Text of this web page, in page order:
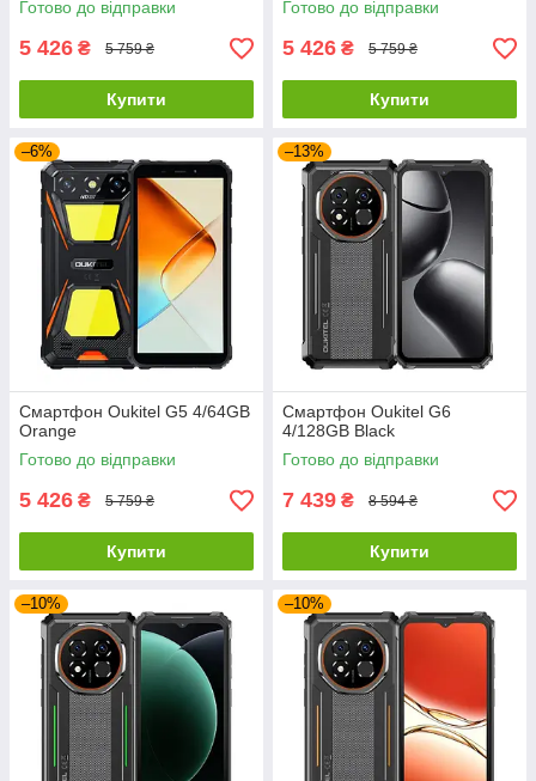
Готово до відправки
5 426 ₴ 5 759 ₴
Купити
Готово до відправки
5 426 ₴ 5 759 ₴
Купити
–6%
Смартфон Oukitel G5 4/64GB
Orange
Готово до відправки
5 426 ₴ 5 759 ₴
Купити
–13%
Смартфон Oukitel G6
4/128GB Black
Готово до відправки
7 439 ₴ 8 594 ₴
Купити
–10% –10%